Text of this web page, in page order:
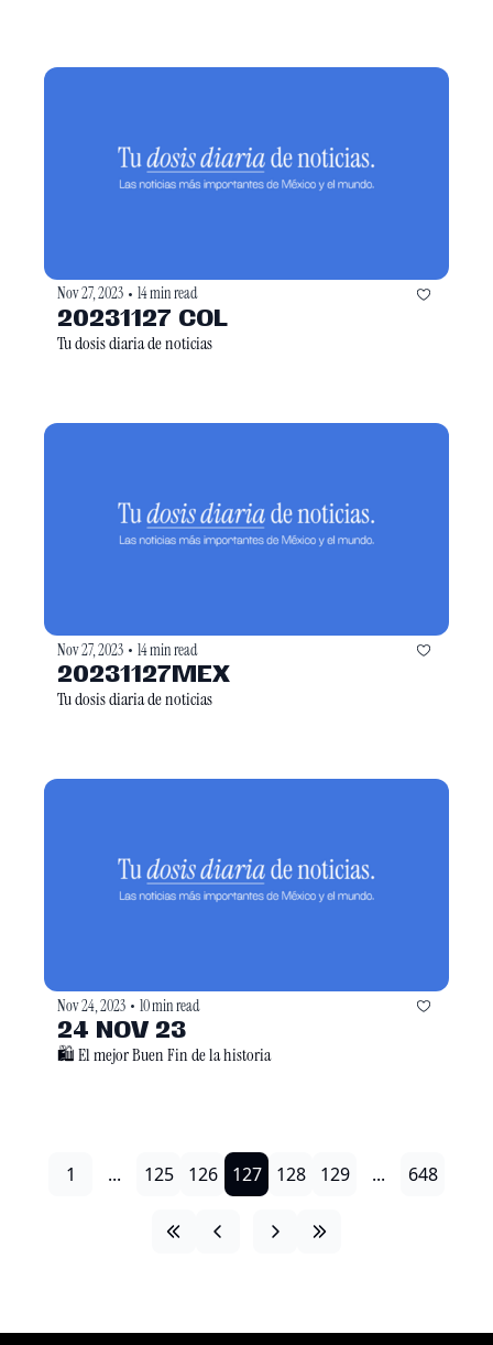
Nov 27, 2023 • 14 min read
20231127 COL
Tu dosis diaria de noticias
Nov 27, 2023 • 14 min read
20231127MEX
Tu dosis diaria de noticias
Nov 24, 2023 • 10 min read
24 NOV 23
🛍️ El mejor Buen Fin de la historia
1 ... 125 126 127 128 129 ... 648